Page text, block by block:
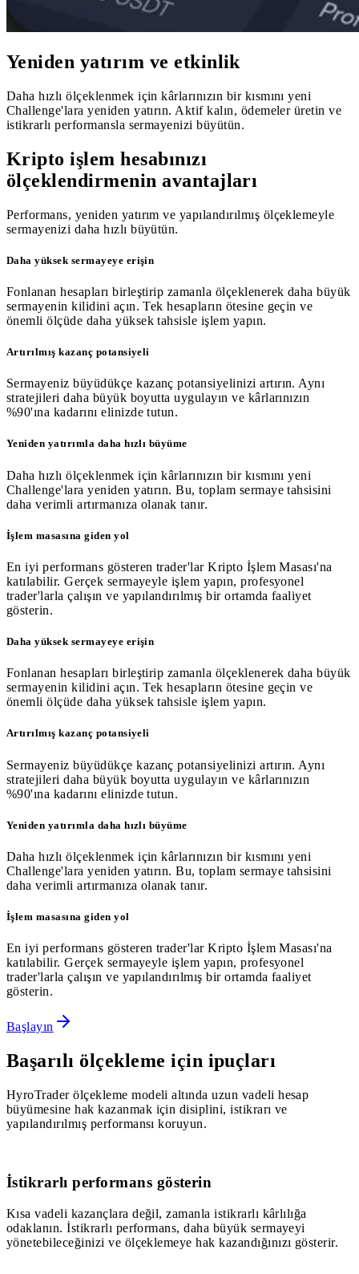
Yeniden yatırım ve etkinlik
Daha hızlı ölçeklenmek için kârlarınızın bir kısmını yeni
Challenge'lara yeniden yatırın. Aktif kalın, ödemeler üretin ve
istikrarlı performansla sermayenizi büyütün.
Kripto işlem hesabınızı
ölçeklendirmenin avantajları
Performans, yeniden yatırım ve yapılandırılmış ölçeklemeyle
sermayenizi daha hızlı büyütün.
Daha yüksek sermayeye erişin
Fonlanan hesapları birleştirip zamanla ölçeklenerek daha büyük
sermayenin kilidini açın. Tek hesapların ötesine geçin ve
önemli ölçüde daha yüksek tahsisle işlem yapın.
Artırılmış kazanç potansiyeli
Sermayeniz büyüdükçe kazanç potansiyelinizi artırın. Aynı
stratejileri daha büyük boyutta uygulayın ve kârlarınızın
%90'ına kadarını elinizde tutun.
Yeniden yatırımla daha hızlı büyüme
Daha hızlı ölçeklenmek için kârlarınızın bir kısmını yeni
Challenge'lara yeniden yatırın. Bu, toplam sermaye tahsisini
daha verimli artırmanıza olanak tanır.
İşlem masasına giden yol
En iyi performans gösteren trader'lar Kripto İşlem Masası'na
katılabilir. Gerçek sermayeyle işlem yapın, profesyonel
trader'larla çalışın ve yapılandırılmış bir ortamda faaliyet
gösterin.
Daha yüksek sermayeye erişin
Fonlanan hesapları birleştirip zamanla ölçeklenerek daha büyük
sermayenin kilidini açın. Tek hesapların ötesine geçin ve
önemli ölçüde daha yüksek tahsisle işlem yapın.
Artırılmış kazanç potansiyeli
Sermayeniz büyüdükçe kazanç potansiyelinizi artırın. Aynı
stratejileri daha büyük boyutta uygulayın ve kârlarınızın
%90'ına kadarını elinizde tutun.
Yeniden yatırımla daha hızlı büyüme
Daha hızlı ölçeklenmek için kârlarınızın bir kısmını yeni
Challenge'lara yeniden yatırın. Bu, toplam sermaye tahsisini
daha verimli artırmanıza olanak tanır.
İşlem masasına giden yol
En iyi performans gösteren trader'lar Kripto İşlem Masası'na
katılabilir. Gerçek sermayeyle işlem yapın, profesyonel
trader'larla çalışın ve yapılandırılmış bir ortamda faaliyet
gösterin.
Başlayın
Başarılı ölçekleme için ipuçları
HyroTrader ölçekleme modeli altında uzun vadeli hesap
büyümesine hak kazanmak için disiplini, istikrarı ve
yapılandırılmış performansı koruyun.
İstikrarlı performans gösterin
Kısa vadeli kazançlara değil, zamanla istikrarlı kârlılığa
odaklanın. İstikrarlı performans, daha büyük sermayeyi
yönetebileceğinizi ve ölçeklemeye hak kazandığınızı gösterir.